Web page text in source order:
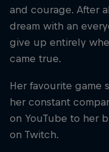
and courage. After
dream with an
give up entirely
came true.
Her favourite game
her constant
on YouTube to her
on Twitch.